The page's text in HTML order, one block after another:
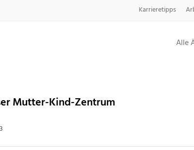
Karrieretipps
Alle
Mutter-Kind-Zentrum